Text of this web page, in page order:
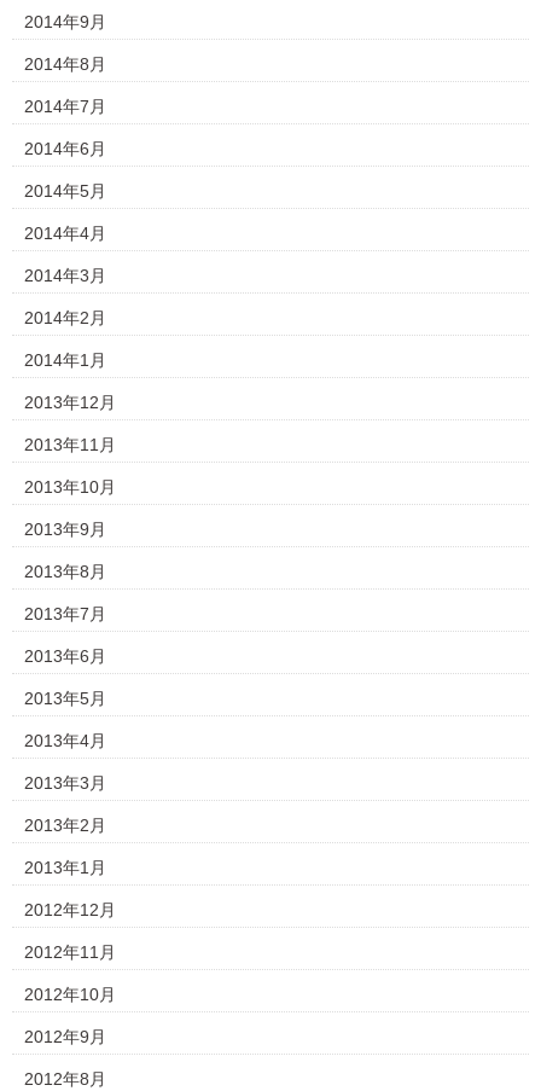
2014年9月
2014年8月
2014年7月
2014年6月
2014年5月
2014年4月
2014年3月
2014年2月
2014年1月
2013年12月
2013年11月
2013年10月
2013年9月
2013年8月
2013年7月
2013年6月
2013年5月
2013年4月
2013年3月
2013年2月
2013年1月
2012年12月
2012年11月
2012年10月
2012年9月
2012年8月